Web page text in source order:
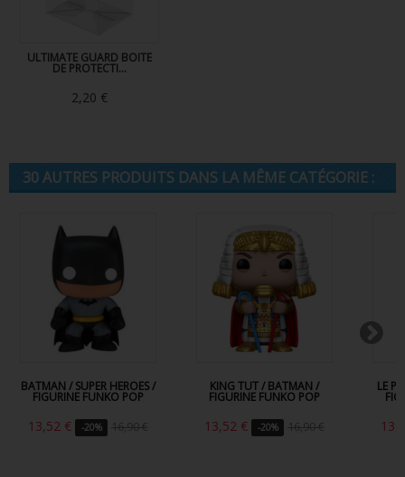
ULTIMATE GUARD BOITE
DE PROTECTI...
2,20 €
30 AUTRES PRODUITS DANS LA MÊME CATÉGORIE :
BATMAN / SUPER HEROES /
FIGURINE FUNKO POP
13,52 € -20% 16,90 €
KING TUT / BATMAN /
FIGURINE FUNKO POP
13,52 € -20% 16,90 €
LE